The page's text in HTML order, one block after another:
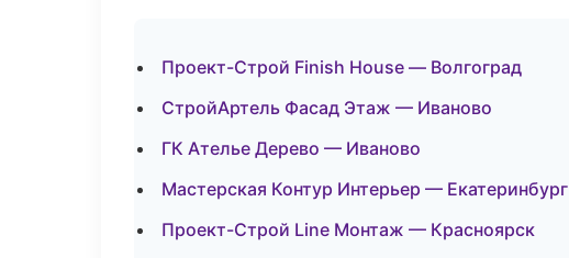
Проект-Строй Finish House — Волгоград
СтройАртель Фасад Этаж — Иваново
ГК Ателье Дерево — Иваново
Мастерская Контур Интерьер — Екатеринбург
Проект-Строй Line Монтаж — Красноярск